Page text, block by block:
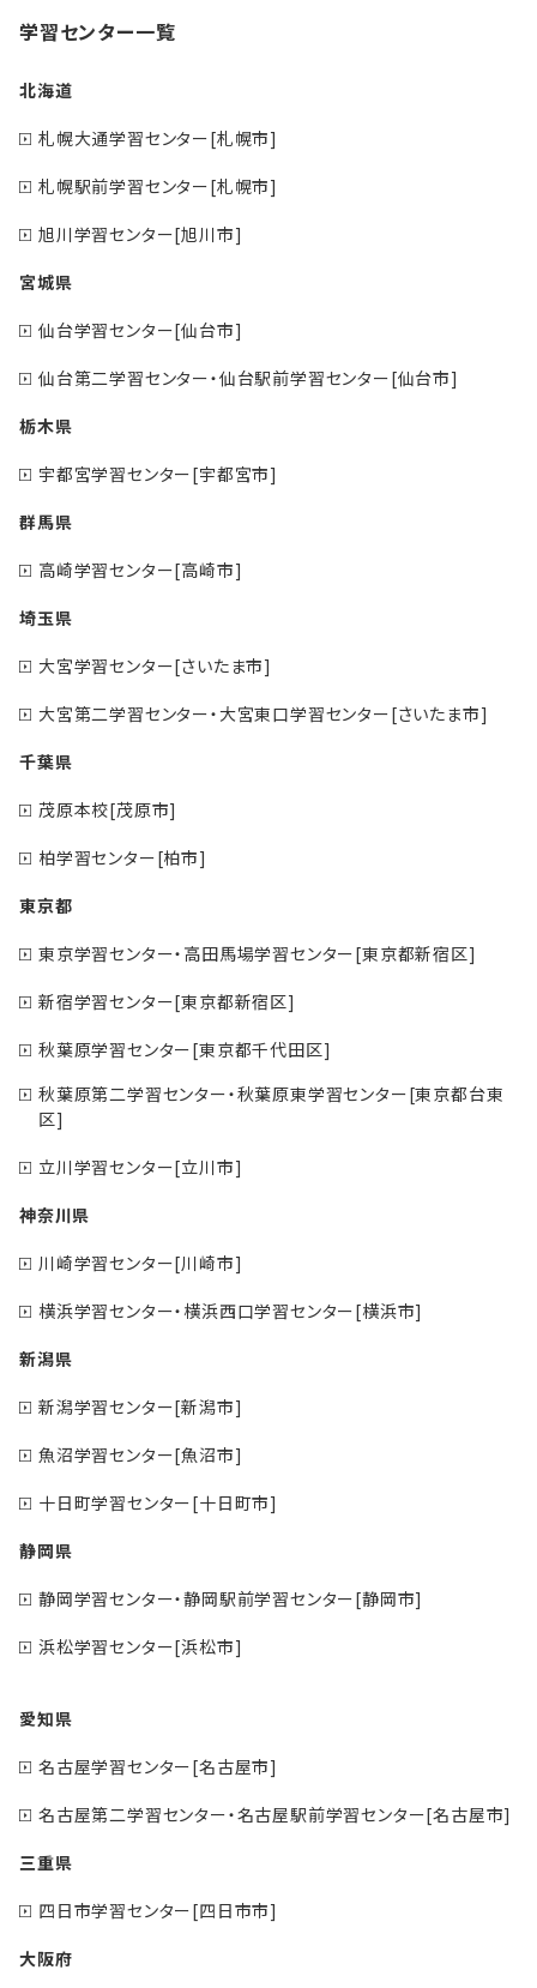
学習センター一覧
北海道
札幌大通学習センター[札幌市]
札幌駅前学習センター[札幌市]
旭川学習センター[旭川市]
宮城県
仙台学習センター[仙台市]
仙台第二学習センター・仙台駅前学習センター[仙台市]
栃木県
宇都宮学習センター[宇都宮市]
群馬県
高崎学習センター[高崎市]
埼玉県
大宮学習センター[さいたま市]
大宮第二学習センター・大宮東口学習センター[さいたま市]
千葉県
茂原本校[茂原市]
柏学習センター[柏市]
東京都
東京学習センター・高田馬場学習センター[東京都新宿区]
新宿学習センター[東京都新宿区]
秋葉原学習センター[東京都千代田区]
秋葉原第二学習センター・秋葉原東学習センター[東京都台東
区]
立川学習センター[立川市]
神奈川県
川崎学習センター[川崎市]
横浜学習センター・横浜西口学習センター[横浜市]
新潟県
新潟学習センター[新潟市]
魚沼学習センター[魚沼市]
十日町学習センター[十日町市]
静岡県
静岡学習センター・静岡駅前学習センター[静岡市]
浜松学習センター[浜松市]
愛知県
名古屋学習センター[名古屋市]
名古屋第二学習センター・名古屋駅前学習センター[名古屋市]
三重県
四日市学習センター[四日市市]
大阪府